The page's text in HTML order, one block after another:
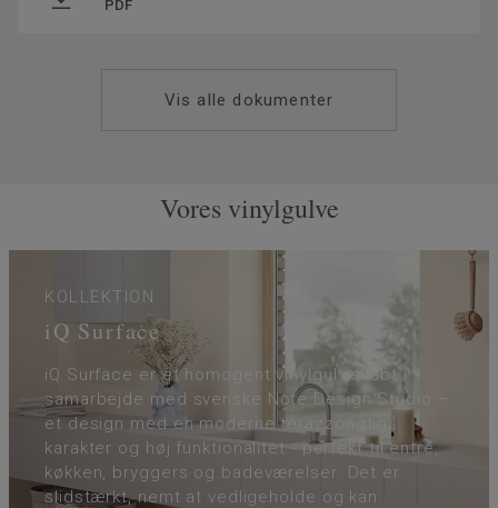
SAP SKU #
Tykkelse på slidlaget
2
PDF
Vis alle dokumenter
Vores vinylgulve
KOLLEKTION
iQ Surface
iQ Surface er et homogent vinylgulv skabt i
samarbejde med svenske Note Design Studio –
et design med en moderne terazzoagtig
karakter og høj funktionalitet - perfekt til entré,
køkken, bryggers og badeværelser. Det er
slidstærkt, nemt at vedligeholde og kan